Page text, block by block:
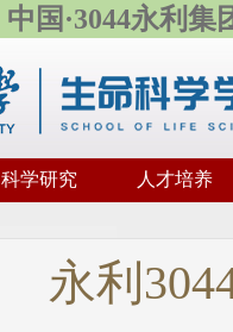
中国·3044永利
科学研究 人才培养
永利